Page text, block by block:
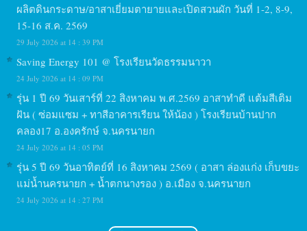
ผลิตดินกระดาษ/อาสาเยี่ยมตายายและเปิดสวนผัก วันที่ 1-2, 8-9,
15-16 ส.ค. 2569
29 July 2026 at 14 : 39 PM
Saving Energy 101 @ โรงเรียนวัดธรรมนาวา
24 July 2026 at 14 : 09 PM
รุ่น 1 ปี 69 วันเสาร์ที่ 22 สิงหาคม พ.ศ.2569 อาสาทำดี แต้มสีเติม
ฝัน ( ซ่อมแซม + ทาสีอาคารเรียน ให้น้อง ) โรงเรียนบ้านปาก
คลอง17 อ.องครักษ์ จ.นครนายก
24 July 2026 at 14 : 05 PM
รุ่น 5 ปี 69 วันอาทิตย์ที่ 16 สิงหาคม 2569 ( อาสา ล่องแก่ง เก็บขยะ
แม่น้ำนครนายก + น้ำตกนางรอง ) อ.เมือง จ.นครนายก
24 July 2026 at 14 : 27 PM